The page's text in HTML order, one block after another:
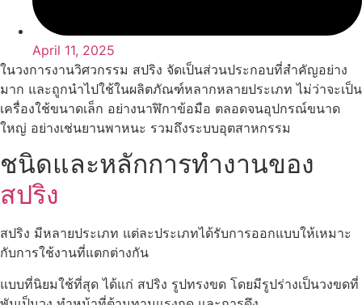
April 11, 2025
ในวงการงานวิศวกรรม สปริง จัดเป็นส่วนประกอบที่สำคัญอย่าง
มาก และถูกนำไปใช้ในผลิตภัณฑ์หลากหลายประเภท ไม่ว่าจะเป็น
เครื่องใช้ขนาดเล็ก อย่างนาฬิกาข้อมือ ตลอดจนอุปกรณ์ขนาด
ใหญ่ อย่างเช่นยานพาหนะ รวมถึงระบบอุตสาหกรรม
ชนิดและหลักการทำงานของ
สปริง
สปริง มีหลายประเภท แต่ละประเภทได้รับการออกแบบให้เหมาะ
กับการใช้งานที่แตกต่างกัน
แบบที่นิยมใช้ที่สุด ได้แก่ สปริง รูปทรงขด โดยมีรูปร่างเป็นวงขดที่